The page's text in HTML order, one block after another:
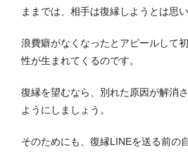
ままでは、相手は復縁しようとは思い
浪費癖がなくなったとアピールして
性が生まれてくるのです。
復縁を望むなら、別れた原因が解消
ようにしましょう。
そのためにも、復縁LINEを送る前の